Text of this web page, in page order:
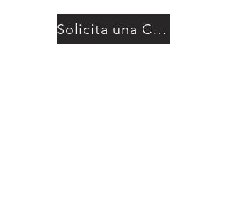
Solicita una Cotización